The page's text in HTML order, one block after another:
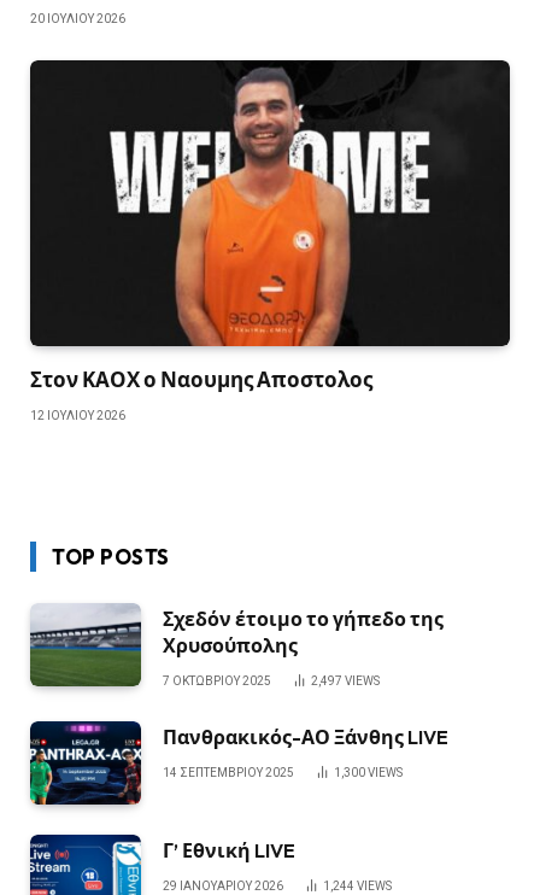
20 ΙΟΥΛΊΟΥ 2026
Στον ΚΑΟΧ ο Ναουμης Αποστολος
12 ΙΟΥΛΊΟΥ 2026
TOP POSTS
Σχεδόν έτοιμο το γήπεδο της
Χρυσούπολης
7 ΟΚΤΩΒΡΊΟΥ 2025 2,497 VIEWS
Πανθρακικός-ΑΟ Ξάνθης LIVE
14 ΣΕΠΤΕΜΒΡΊΟΥ 2025 1,300VIEWS
Γ’ Εθνική LIVE
29 ΙΑΝΟΥΑΡΊΟΥ 2026 1,244 VIEWS